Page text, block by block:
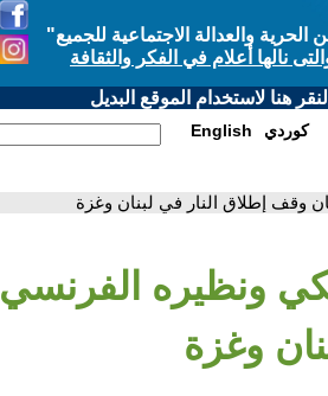
والعدالة الاجتماعية للجميع"
نالها أعلام في الفكر والثقافة
هنا لاستخدام الموقع البديل
English كوردي
وقف إطلاق النار في لبنان وغزة
ونظيره الفرنسي
وغزة